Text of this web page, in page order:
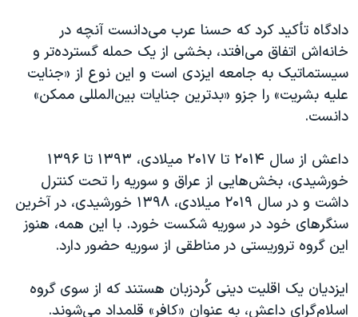
دادگاه تأکید کرد که حسنا عرب می‌دانست آنچه در
خانه‌اش اتفاق می‌افتد، بخشی از یک حمله گسترده‌تر و
سیستماتیک به جامعه ایزدی است و این نوع از «جنایت
علیه بشریت» را جزو «بدترین جنایات بین‌المللی ممکن»
دانست.
داعش از سال ۲۰۱۴ تا ۲۰۱۷ میلادی، ۱۳۹۳ تا ۱۳۹۶
خورشیدی، بخش‌هایی از عراق و سوریه را تحت کنترل
داشت و در سال ۲۰۱۹ میلادی، ۱۳۹۸ خورشیدی، در آخرین
سنگرهای خود در سوریه شکست خورد. با این همه، هنوز
این گروه تروریستی در مناطقی از سوریه حضور دارد.
ایزدیان یک اقلیت دینی کُردزبان هستند که از سوی گروه
اسلام‌گرای داعش، به عنوان «کافر» قلمداد می‌شوند.